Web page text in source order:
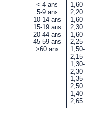
< 4 ans
5-9 ans
10-14 ans
15-19 ans
20-44 ans
45-59 ans
>60 ans
1,60-
2,20
1,60-
2,30
1,60-
2,25
1,50-
2,15
1,30-
2,30
1,35-
2,50
1,40-
2,65